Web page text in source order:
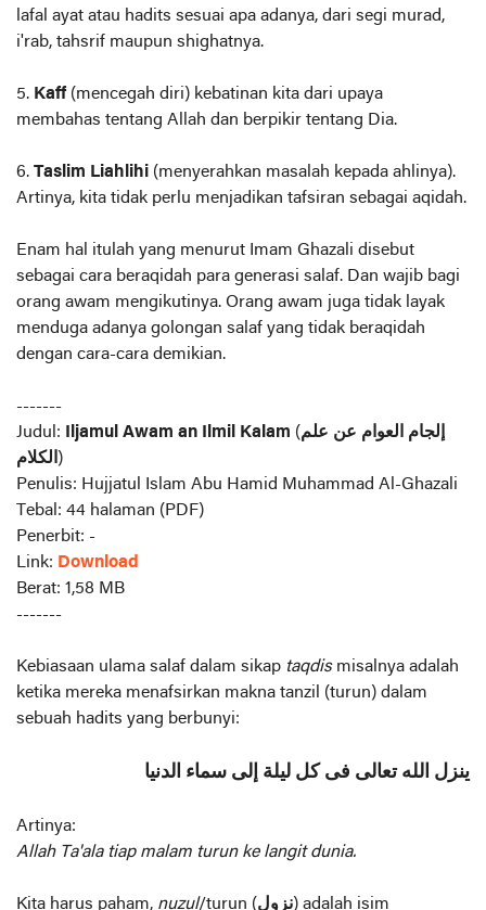
lafal ayat atau hadits sesuai apa adanya, dari segi murad,
i'rab, tahsrif maupun shighatnya.
5. Kaff (mencegah diri) kebatinan kita dari upaya
membahas tentang Allah dan berpikir tentang Dia.
6. Taslim Liahlihi (menyerahkan masalah kepada ahlinya).
Artinya, kita tidak perlu menjadikan tafsiran sebagai aqidah.
Enam hal itulah yang menurut Imam Ghazali disebut
sebagai cara beraqidah para generasi salaf. Dan wajib bagi
orang awam mengikutinya. Orang awam juga tidak layak
menduga adanya golongan salaf yang tidak beraqidah
dengan cara-cara demikian.
-------
Judul:
Iljamul Awam an Ilmil Kalam (إلجام العوام عن علم
الكلام )
Penulis: Hujjatul Islam Abu Hamid Muhammad Al-Ghazali
Tebal: 44 halaman (PDF)
Penerbit: -
Link: Download
Berat: 1,58 MB
-------
Kebiasaan ulama salaf dalam sikap taqdismisalnya adalah
ketika mereka menafsirkan makna tanzil (turun) dalam
sebuah hadits yang berbunyi:
ينزل الله تعالى فى كل ليلة إلى سماء الدنيا
Artinya:
Allah Ta'ala tiap malam turun ke langit dunia.
Kita harus paham, nuzul/turun (نزول) adalah isim